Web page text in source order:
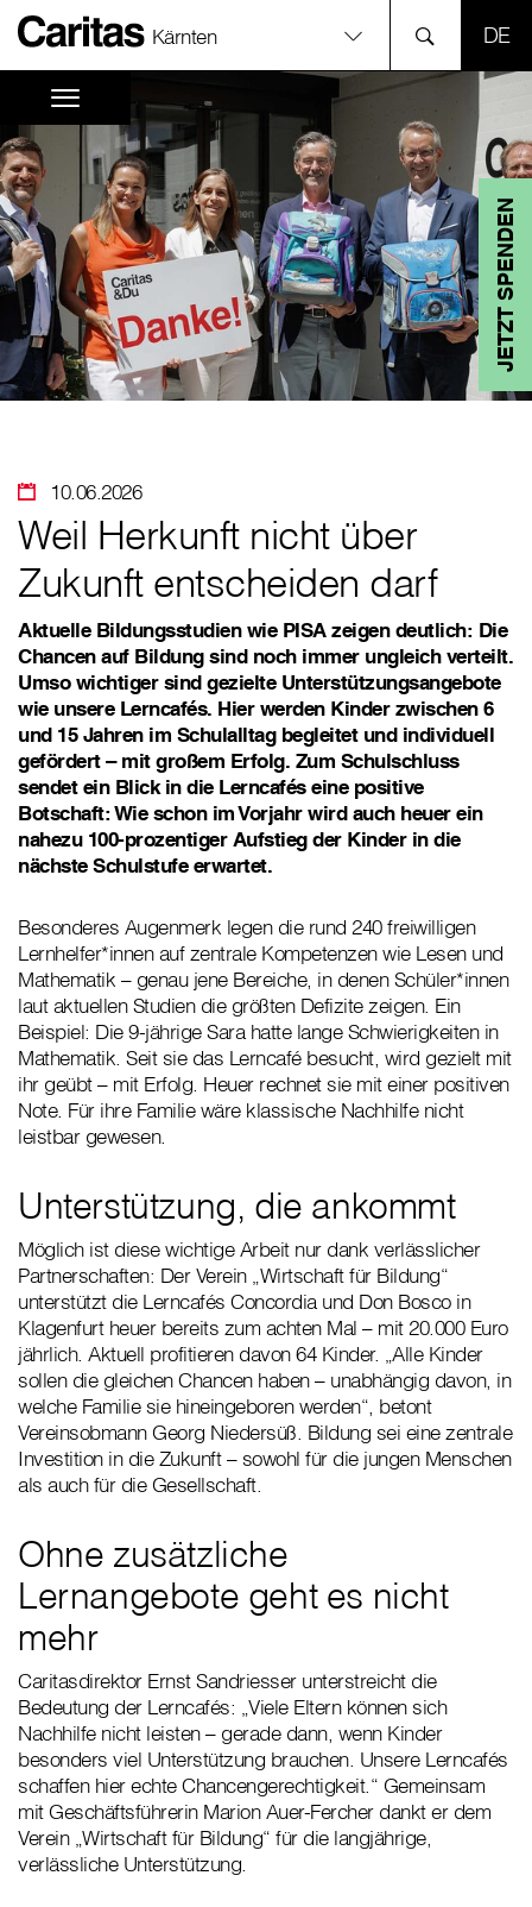
Kärnten
JETZT SPENDEN
10.06.2026
Weil Herkunft nicht über
Zukunft entscheiden darf
Aktuelle Bildungsstudien wie PISA zeigen deutlich: Die
Chancen auf Bildung sind noch immer ungleich verteilt.
Umso wichtiger sind gezielte Unterstützungsangebote
wie unsere Lerncafés. Hier werden Kinder zwischen 6
und 15 Jahren im Schulalltag begleitet und individuell
gefördert – mit großem Erfolg. Zum Schulschluss
sendet ein Blick in die Lerncafés eine positive
Botschaft: Wie schon im Vorjahr wird auch heuer ein
nahezu 100-prozentiger Aufstieg der Kinder in die
nächste Schulstufe erwartet.
Besonderes Augenmerk legen die rund 240 freiwilligen
Lernhelfer*innen auf zentrale Kompetenzen wie Lesen und
Mathematik – genau jene Bereiche, in denen Schüler*innen
laut aktuellen Studien die größten Defizite zeigen. Ein
Beispiel: Die 9-jährige Sara hatte lange Schwierigkeiten in
Mathematik. Seit sie das Lerncafé besucht, wird gezielt mit
ihr geübt – mit Erfolg. Heuer rechnet sie mit einer positiven
Note. Für ihre Familie wäre klassische Nachhilfe nicht
leistbar gewesen.
Unterstützung, die ankommt
Möglich ist diese wichtige Arbeit nur dank verlässlicher
Partnerschaften: Der Verein „Wirtschaft für Bildung“
unterstützt die Lerncafés Concordia und Don Bosco in
Klagenfurt heuer bereits zum achten Mal – mit 20.000 Euro
jährlich. Aktuell profitieren davon 64 Kinder. „Alle Kinder
sollen die gleichen Chancen haben – unabhängig davon, in
welche Familie sie hineingeboren werden“, betont
Vereinsobmann Georg Niedersüß. Bildung sei eine zentrale
Investition in die Zukunft – sowohl für die jungen Menschen
als auch für die Gesellschaft.
Ohne zusätzliche
Lernangebote geht es nicht
mehr
Caritasdirektor Ernst Sandriesser unterstreicht die
Bedeutung der Lerncafés: „Viele Eltern können sich
Nachhilfe nicht leisten – gerade dann, wenn Kinder
besonders viel Unterstützung brauchen. Unsere Lerncafés
schaffen hier echte Chancengerechtigkeit.“ Gemeinsam
mit Geschäftsführerin Marion Auer-Fercher dankt er dem
Verein „Wirtschaft für Bildung“ für die langjährige,
verlässliche Unterstützung.